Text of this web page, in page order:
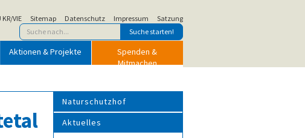
KR/VIE Sitemap Datenschutz Impressum Satzung
Aktionen & Projekte
Spenden &
Mitmachen
Naturschutzhof
Aktuelles